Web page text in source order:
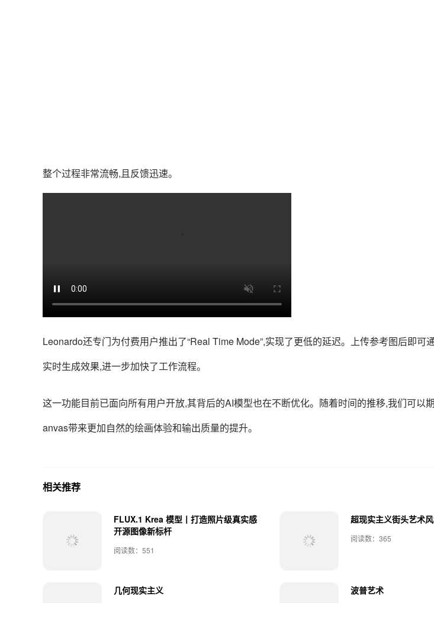
整个过程非常流畅,且反馈迅速。
Leonardo还专门为付费用户推出了“Real Time Mode”,实现了更低的延迟。上传参考图后即可
实时生成效果,进一步加快了工作流程。
这一功能目前已面向所有用户开放,其背后的AI模型也在不断优化。随着时间的推移,我们可以
anvas带来更加自然的绘画体验和输出质量的提升。
相关推荐
FLUX.1 Krea 模型丨打造照片级真实感
开源图像新标杆
阅读数：551
超现实主义街头艺术
阅读数：365
几何现实主义 波普艺术